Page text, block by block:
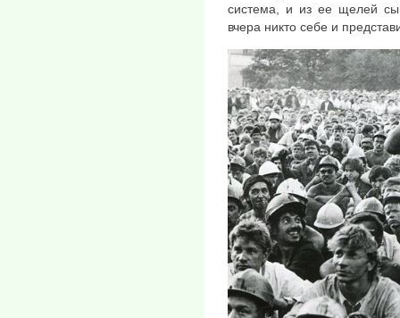
система, и из ее щелей
вчера никто себе и